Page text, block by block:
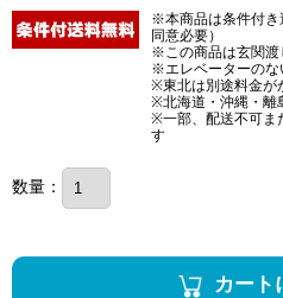
※本商品は条件付き
同意必要）
※この商品は玄関渡
※エレベーターのな
※東北は別途料金が
※北海道・沖縄・離
※一部、配送不可ま
す
数量：
カート